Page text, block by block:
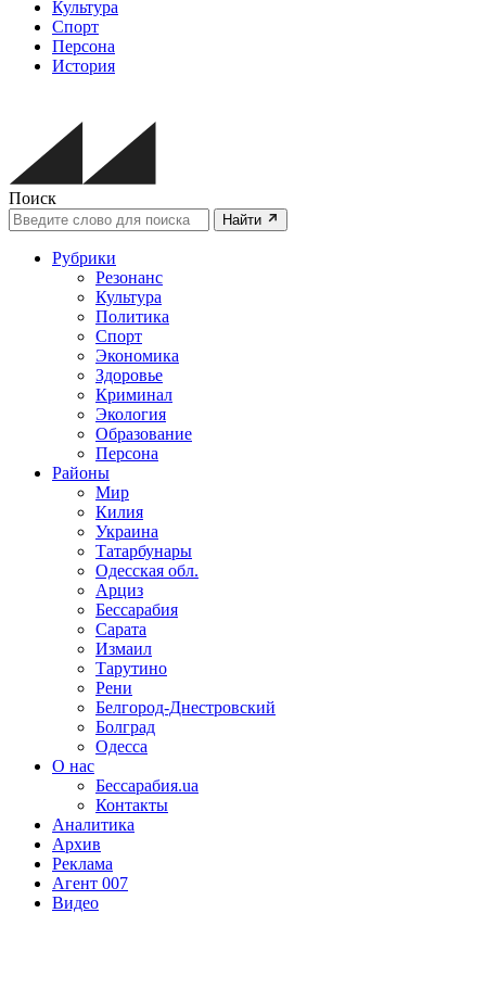
Культура
Спорт
Персона
История
Поиск
Найти
Рубрики
Резонанс
Культура
Политика
Спорт
Экономика
Здоровье
Криминал
Экология
Образование
Персона
Районы
Мир
Килия
Украина
Татарбунары
Одесская обл.
Арциз
Бессарабия
Сарата
Измаил
Тарутино
Рени
Белгород-Днестровский
Болград
Одесса
О нас
Бессарабия.ua
Контакты
Аналитика
Архив
Реклама
Агент 007
Видео